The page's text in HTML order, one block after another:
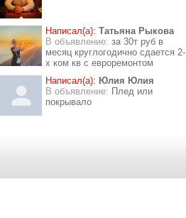
Написал(а): Татьяна Рыкова
В объявление: за 30т руб в
месяц круглогодично сдается 2-
х ком кв с евроремонтом
Написал(а): Юлия Юлия
В объявление: Плед или
покрывало